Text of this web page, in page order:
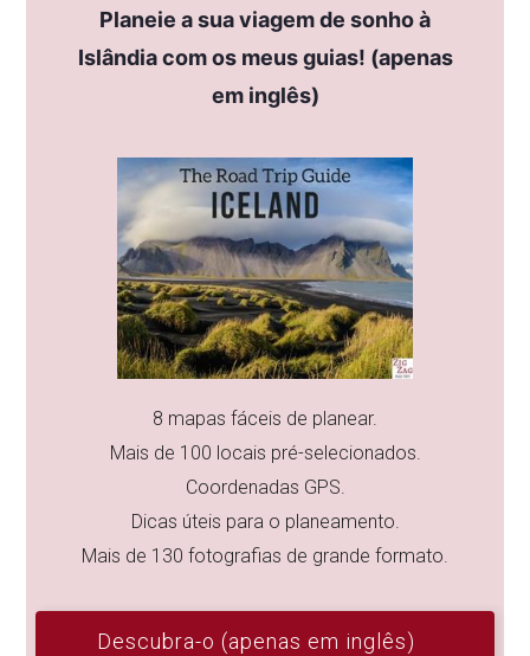
Planeie a sua viagem de sonho à
Islândia com os meus guias! (apenas
em inglês)
8 mapas fáceis de planear.
Mais de 100 locais pré-selecionados.
Coordenadas GPS.
Dicas úteis para o planeamento.
Mais de 130 fotografias de grande formato.
Descubra-o (apenas em inglês)